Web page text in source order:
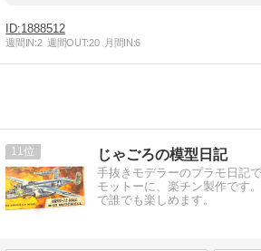
1888512
週間IN:2 週間OUT:20 月間IN:6
11 じゃごろの模型日記
手抜きモデラーのプラモ日記
モットーに、楽チン製作です
で誰でも楽しめます。